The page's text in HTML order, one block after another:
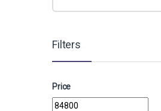
Filters
Price
Precio mínimo
Precio máximo